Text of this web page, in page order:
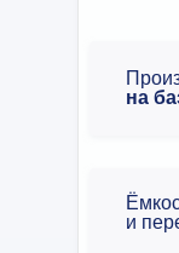
на
и